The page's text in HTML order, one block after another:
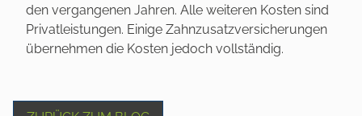
den vergangenen Jahren. Alle weiteren Kosten sind
Privatleistungen. Einige Zahnzusatzversicherungen
übernehmen die Kosten jedoch vollständig.